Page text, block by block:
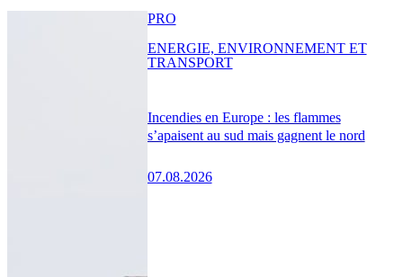
Incendies en Europe : les flammes
s’apaisent au sud mais gagnent le nord
07.08.2026
PRO
ENERGIE, ENVIRONNEMENT ET
TRANSPORT